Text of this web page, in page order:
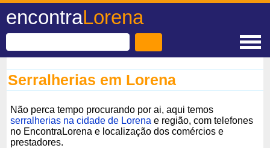
encontraLorena
Serralherias em Lorena
Não perca tempo procurando por ai, aqui temos
serralherias na cidade de Lorena e região, com telefones
no EncontraLorena e localização dos comércios e
prestadores.